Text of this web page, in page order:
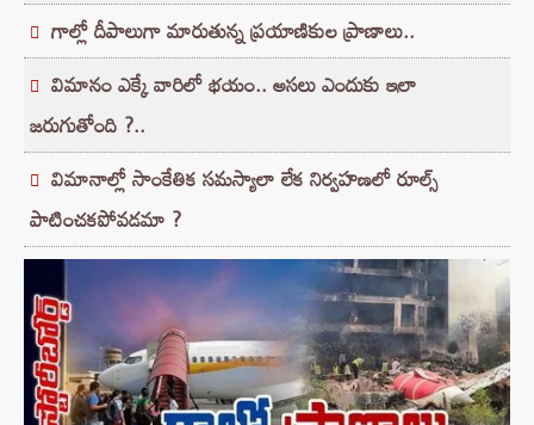
గాల్లో దీపాలుగా మారుతున్న ప్రయాణికుల ప్రాణాలు..
విమానం ఎక్కే వారిలో భయం.. అసలు ఎందుకు ఇలా
జరుగుతోంది ?..
విమానాల్లో సాంకేతిక సమస్యాలా లేక నిర్వహణలో రూల్స్‌
పాటించకపోవడమా ?